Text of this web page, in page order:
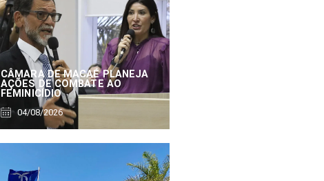
CÂMARA DE MACAÉ PLANEJA
AÇÕES DE COMBATE AO
FEMINICÍDIO
04/08/2026